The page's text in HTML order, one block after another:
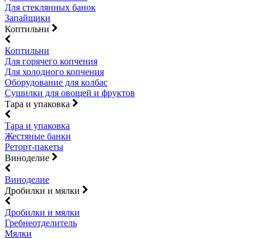
Для стеклянных банок
Запайщики
Коптильни
Коптильни
Для горячего копчения
Для холодного копчения
Оборудование для колбас
Сушилки для овощей и фруктов
Тара и упаковка
Тара и упаковка
Жестяные банки
Реторт-пакеты
Виноделие
Виноделие
Дробилки и мялки
Дробилки и мялки
Гребнеотделитель
Мялки